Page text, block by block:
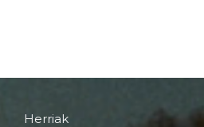
Herriak